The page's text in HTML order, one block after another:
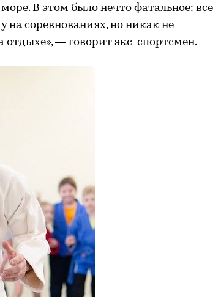
В этом было нечто фатальное: все
на соревнованиях, но никак не
отдыхе», — говорит экс-спортсмен.